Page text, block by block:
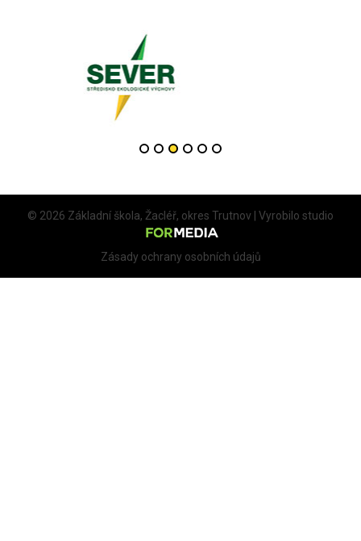
© 2026 Základní škola, Žacléř, okres Trutnov | Vyrobilo studio
Zásady ochrany osobních údajů